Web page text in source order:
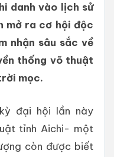
danh vào lịch sử
mở ra cơ hội độc
nhận sâu sắc về
thống võ thuật
mọc.
đại hội lần này
tỉnh Aichi- một
còn được biết